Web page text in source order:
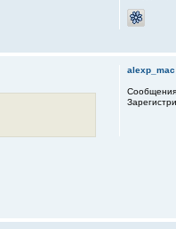
alexp_mac